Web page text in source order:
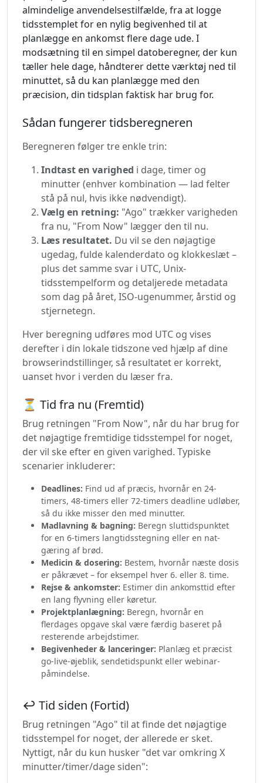
almindelige anvendelsestilfælde, fra at logge
tidsstemplet for en nylig begivenhed til at
planlægge en ankomst flere dage ude. I
modsætning til en simpel datoberegner, der kun
tæller hele dage, håndterer dette værktøj ned til
minuttet, så du kan planlægge med den
præcision, din tidsplan faktisk har brug for.
Sådan fungerer tidsberegneren
Beregneren følger tre enkle trin:
Indtast en varighed i dage, timer og
minutter (enhver kombination — lad felter
stå på nul, hvis ikke nødvendigt).
Vælg en retning: "Ago" trækker varigheden
fra nu, "From Now" lægger den til nu.
Læs resultatet. Du vil se den nøjagtige
ugedag, fulde kalenderdato og klokkeslæt –
plus det samme svar i UTC, Unix-
tidsstempelform og detaljerede metadata
som dag på året, ISO-ugenummer, årstid og
stjernetegn.
Hver beregning udføres mod UTC og vises
derefter i din lokale tidszone ved hjælp af dine
browserindstillinger, så resultatet er korrekt,
uanset hvor i verden du læser fra.
⏳ Tid fra nu (Fremtid)
Brug retningen "From Now", når du har brug for
det nøjagtige fremtidige tidsstempel for noget,
der vil ske efter en given varighed. Typiske
scenarier inkluderer:
Deadlines: Find ud af præcis, hvornår en 24-
timers, 48-timers eller 72-timers deadline udløber,
så du ikke misser den med minutter.
Madlavning & bagning: Beregn sluttidspunktet
for en 6-timers langtidsstegning eller en nat-
gæring af brød.
Medicin & dosering: Bestem, hvornår næste dosis
er påkrævet – for eksempel hver 6. eller 8. time.
Rejse & ankomster: Estimer din ankomsttid efter
en lang flyvning eller køretur.
Projektplanlægning: Beregn, hvornår en
flerdages opgave skal være færdig baseret på
resterende arbejdstimer.
Begivenheder & lanceringer: Planlæg et præcist
go-live-øjeblik, sendetidspunkt eller webinar-
påmindelse.
↩️ Tid siden (Fortid)
Brug retningen "Ago" til at finde det nøjagtige
tidsstempel for noget, der allerede er sket.
Nyttigt, når du kun husker "det var omkring X
minutter/timer/dage siden":